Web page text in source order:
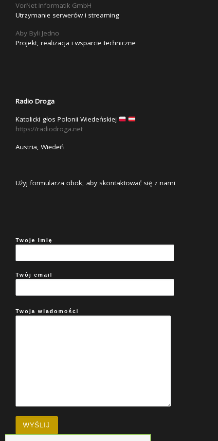
VorNet Informatik GmbH
Utrzymanie serwerów i streaming
Aby Byli Jedno
Projekt, realizacja i wsparcie techniczne
Radio Droga
Katolicki głos Polonii Wiedeńskiej
https://radiodroga.net
Austria, Wiedeń
Użyj formularza obok, aby skontaktować się z nami
Twoje imię
Twój email
Twoja wiadomości